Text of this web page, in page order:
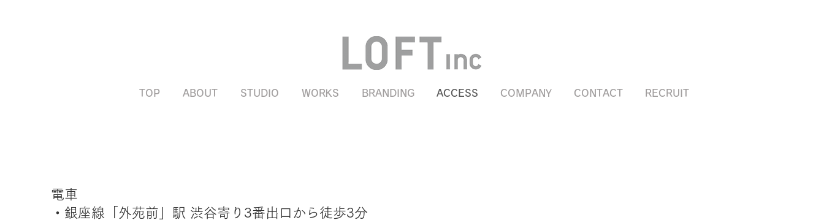
TOP ABOUT STUDIO WORKS BRANDING ACCESS COMPANY CONTACT RECRUIT
電車
・銀座線「外苑前」駅 渋谷寄り3番出口から徒歩3分